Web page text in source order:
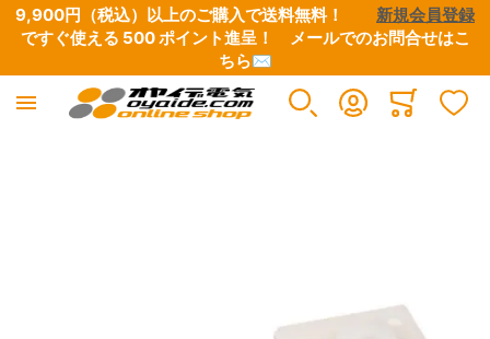
9,900円（税込）以上のご購入で送料無料！ 新規会員登録
ですぐ使える 500 ポイント進呈！ メールでのお問合せはこ
ちら✉